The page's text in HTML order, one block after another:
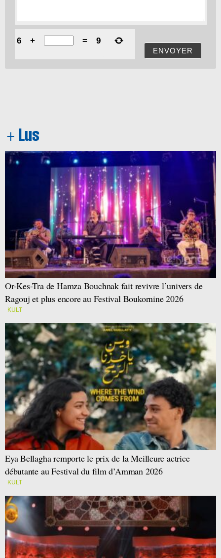
ENVOYER
6 + = 9
Or-Kes-Tra de Hamza Bouchnak fait revivre l’univers de
Ragouj et plus encore au Festival Boukornine 2026
KULT
Eya Bellagha remporte le prix de la Meilleure actrice
débutante au Festival du film d’Amman 2026
KULT